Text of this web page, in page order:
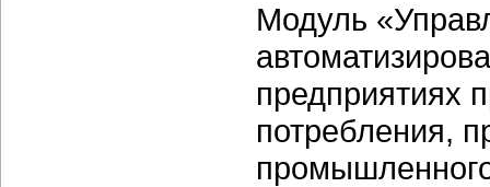
Модуль
предприятиях
потребления,